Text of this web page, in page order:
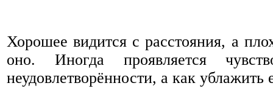
Хорошее видится с расстояния, а
оно. Иногда проявляется
неудовлетворённости, а как ублажить